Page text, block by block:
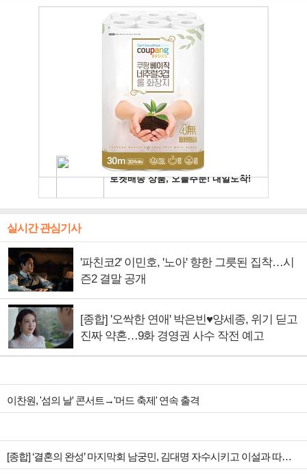
실시간 관심기사
'파친코2' 이민호, '노아' 향한 그릇된 집착…시
즌2 결말 공개
[종합] '오싹한 연애' 박은빈♥양세종, 위기 딛고
진짜 약혼…9화 경영권 사수 작전 예고
이찬원, '섬의 날' 콘서트→'머드 축제' 연속 출격
[종합] ‘결혼의 완성’ 마지막회 남궁민, 김대명 자수시키고 이설과 따뜻한 안녕